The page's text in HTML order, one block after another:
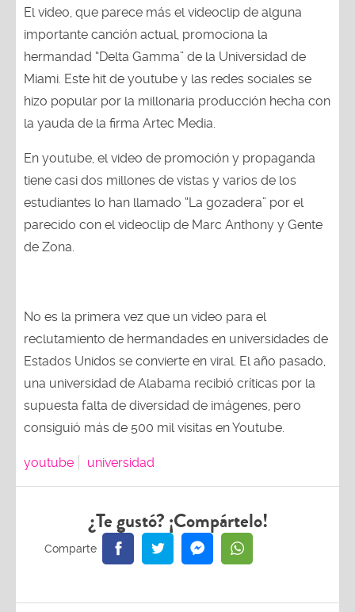
El video, que parece más el videoclip de alguna
importante canción actual, promociona la
hermandad “Delta Gamma” de la Universidad de
Miami. Este hit de youtube y las redes sociales se
hizo popular por la millonaria producción hecha con
la yauda de la firma Artec Media.
En youtube, el video de promoción y propaganda
tiene casi dos millones de vistas y varios de los
estudiantes lo han llamado “La gozadera” por el
parecido con el videoclip de Marc Anthony y Gente
de Zona.
No es la primera vez que un video para el
reclutamiento de hermandades en universidades de
Estados Unidos se convierte en viral. El año pasado,
una universidad de Alabama recibió críticas por la
supuesta falta de diversidad de imágenes, pero
consiguió más de 500 mil visitas en Youtube.
youtube universidad
¿Te gustó? ¡Compártelo!